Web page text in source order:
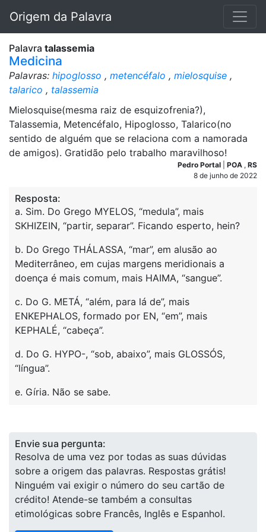
Origem da Palavra
Palavra talassemia
Medicina
Palavras: hipoglosso , metencéfalo , mielosquise ,
talarico , talassemia
Mielosquise(mesma raiz de esquizofrenia?),
Talassemia, Metencéfalo, Hipoglosso, Talarico(no
sentido de alguém que se relaciona com a namorada
de amigos). Gratidão pelo trabalho maravilhoso!
Pedro Portal POA , RS
8 de junho de 2022
Resposta:
a. Sim. Do Grego MYELOS, “medula”, mais
SKHIZEIN, “partir, separar”. Ficando esperto, hein?
b. Do Grego THÁLASSA, “mar”, em alusão ao
Mediterrâneo, em cujas margens meridionais a
doença é mais comum, mais HAIMA, “sangue”.
c. Do G. METÁ, “além, para lá de”, mais
ENKEPHALOS, formado por EN, “em”, mais
KEPHALÉ, “cabeça”.
d. Do G. HYPO-, “sob, abaixo”, mais GLOSSÓS,
“língua”.
e. Gíria. Não se sabe.
Envie sua pergunta:
Resolva de uma vez por todas as suas dúvidas
sobre a origem das palavras. Respostas grátis!
Ninguém vai exigir o número do seu cartão de
crédito! Atende-se também a consultas
etimológicas sobre Francês, Inglês e Espanhol.